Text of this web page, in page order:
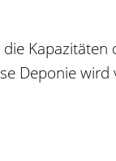
Kapazitäten
Deponie